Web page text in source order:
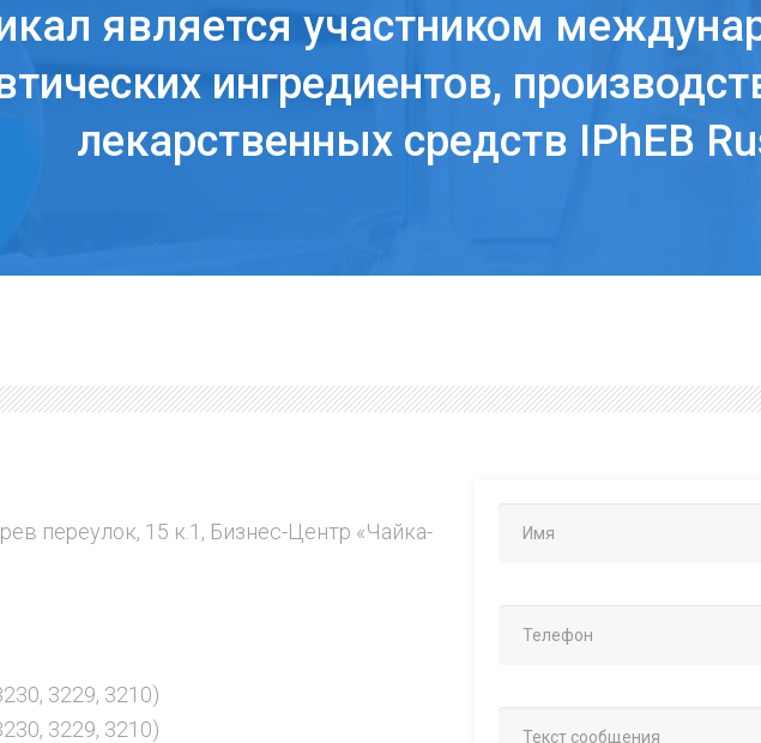
является участником
ингредиентов,
лекарственных средств IPhEB
переулок, 15 к.1, Бизнес-Центр «Чайка-
3229, 3210)
3229, 3210)